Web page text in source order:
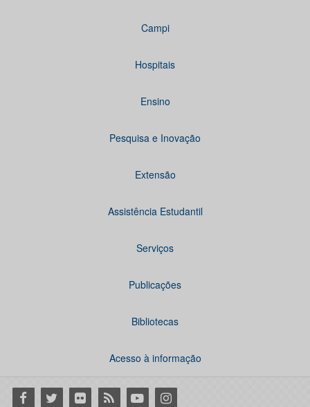
Campi
Hospitais
Ensino
Pesquisa e Inovação
Extensão
Assistência Estudantil
Serviços
Publicações
Bibliotecas
Acesso à informação
Facebook
Twitter Flickr RSS YoutubeInstagram